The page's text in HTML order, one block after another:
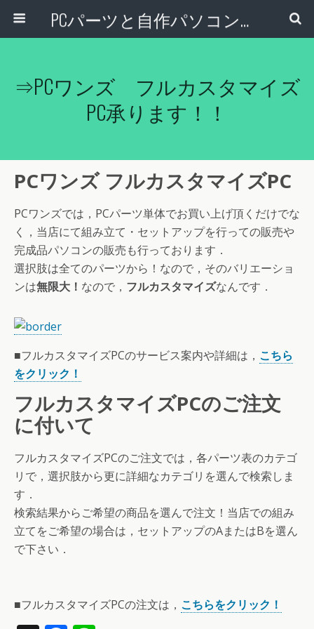
PCパーツと自作パソコン・組み立てパソコンの専門店 | PCワンズ
⇒PCワンズ フルカスタマイズ
PC承ります！！
PCワンズ フルカスタマイズPC
PCワンズでは，PCパーツ単体でお買い上げ頂くだけでな
く，当店にて組み立て・セットアップを行っての販売や
完成品パソコンの販売も行っております．
選択肢は全てのパーツから！なので，そのバリエーショ
ンは無限大！ なので， フルカスタマイズなんです．
■フルカスタマイズPCのサービス案内や詳細は， こちら
をクリック！
フルカスタマイズPCのご注文
に付いて
フルカスタマイズPCのご注文では，各パーツ表のカテゴ
リで，選択肢から更に詳細なカテゴリを選んで検索しま
す．
検索結果からご希望の商品を選んで注文！当店での組み
立てをご希望の場合は，セットアップのAまたはBを選ん
で下さい．
■フルカスタマイズPCの注文は， こちらをクリック！